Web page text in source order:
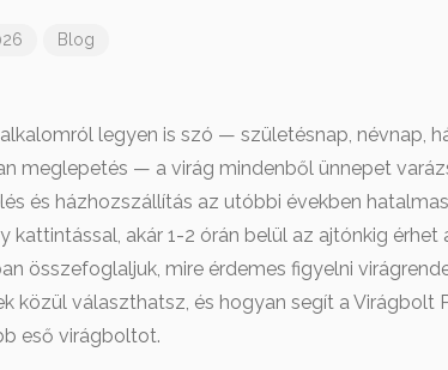
Blog
legyen is szó — születésnap, névnap,
meglepetés — a virág mindenből ünnepet
és házhozszállítás az utóbbi években
kattintással, akár 1-2 órán belül az ajtónkig érhet
összefoglaljuk, mire érdemes figyelni
közül választhatsz, és hogyan segít a Virágbolt
eső virágboltot.